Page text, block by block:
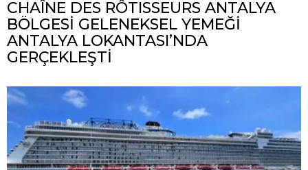
CHAÎNE DES RÔTISSEURS ANTALYA
BÖLGESİ GELENEKSEL YEMEĞİ
ANTALYA LOKANTASI’NDA
GERÇEKLEŞTİ